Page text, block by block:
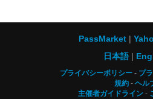
PassMarket
日本語
プライバシーポリシー
プ
規約
ヘル
主催者ガイドライン